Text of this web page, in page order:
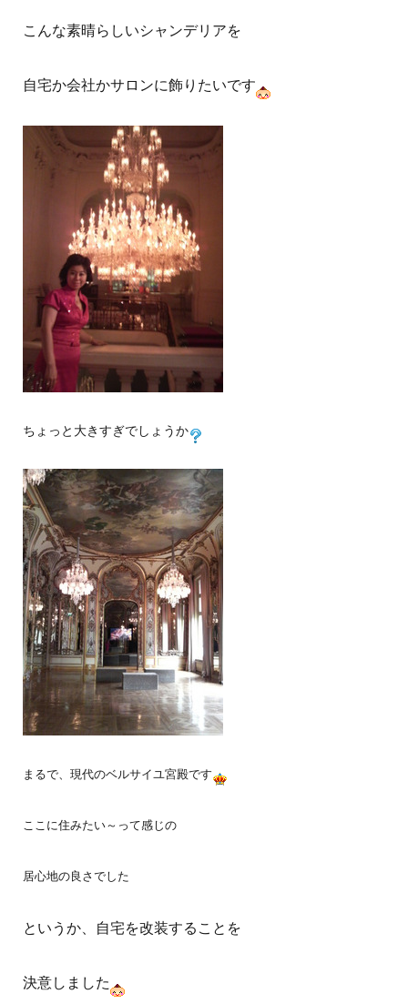
こんな素晴らしいシャンデリアを
自宅か会社かサロンに飾りたいです
ちょっと大きすぎでしょうか
まるで、現代のベルサイユ宮殿です
ここに住みたい～って感じの
居心地の良さでした
というか、自宅を改装することを
決意しました